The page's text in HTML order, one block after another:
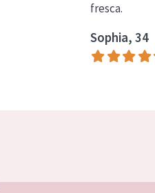
fresca.
Sophia, 34